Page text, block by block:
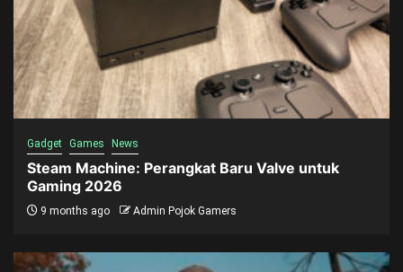
Gadget Games News
Steam Machine: Perangkat Baru Valve untuk
Gaming 2026
9 months ago Admin Pojok Gamers